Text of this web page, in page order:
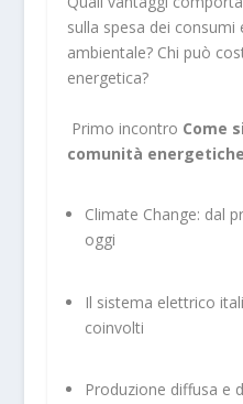
sulla spesa dei
ambientale? Chi può
energetica?
Primo incontro Come
comunità energetiche
Climate Change:
oggi
Il sistema elettrico
coinvolti
Produzione diffusa e